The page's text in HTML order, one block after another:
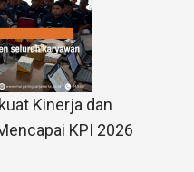
Kinerja dan
KPI 2026